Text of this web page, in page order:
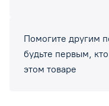
Помогите другим
будьте первым,
этом товаре